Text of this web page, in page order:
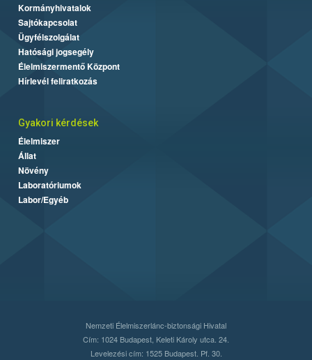
Kormányhivatalok
Sajtókapcsolat
Ügyfélszolgálat
Hatósági jogsegély
Élelmiszermentő Központ
Hírlevél feliratkozás
Gyakori kérdések
Élelmiszer
Állat
Növény
Laboratóriumok
Labor/Egyéb
Nemzeti Élelmiszerlánc-biztonsági Hivatal
Cím: 1024 Budapest, Keleti Károly utca. 24.
Levelezési cím: 1525 Budapest. Pf. 30.